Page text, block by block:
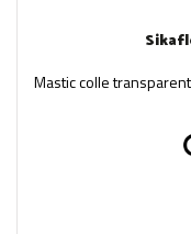
Mastic colle